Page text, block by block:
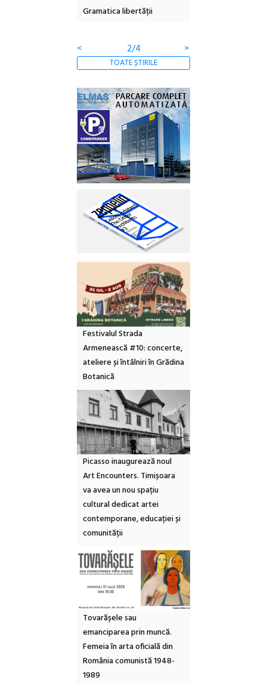
Gramatica libertății
< 2/4 >
TOATE ȘTIRILE
Festivalul Strada
Armenească #10: concerte,
ateliere și întâlniri în Grădina
Botanică
Picasso inaugurează noul
Art Encounters. Timișoara
va avea un nou spațiu
cultural dedicat artei
contemporane, educației și
comunității
Tovarășele sau
emanciparea prin muncă.
Femeia în arta oficială din
România comunistă 1948-
1989